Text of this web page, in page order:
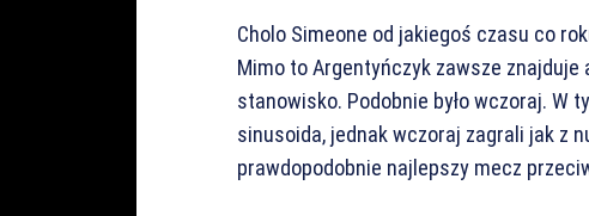
Cholo Simeone od jakiegoś czasu co
Mimo to Argentyńczyk zawsze
stanowisko. Podobnie było wczoraj.
sinusoida, jednak wczoraj zagrali jak z
prawdopodobnie najlepszy mecz